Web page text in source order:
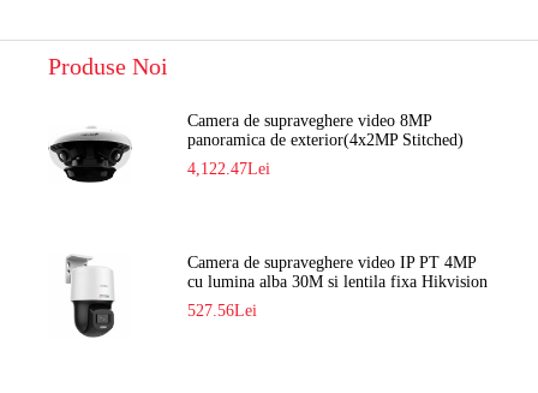
Produse Noi
Camera de supraveghere video 8MP
panoramica de exterior(4x2MP Stitched)
Navaio NGC-7482PR
4,122.47Lei
Camera de supraveghere video IP PT 4MP
cu lumina alba 30M si lentila fixa Hikvision
DS-2DE2C400SCG-E F1
527.56Lei